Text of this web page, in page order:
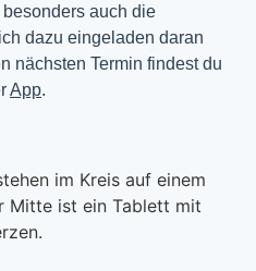
auch die
dazu eingeladen daran
nächsten Termin findest du
App.